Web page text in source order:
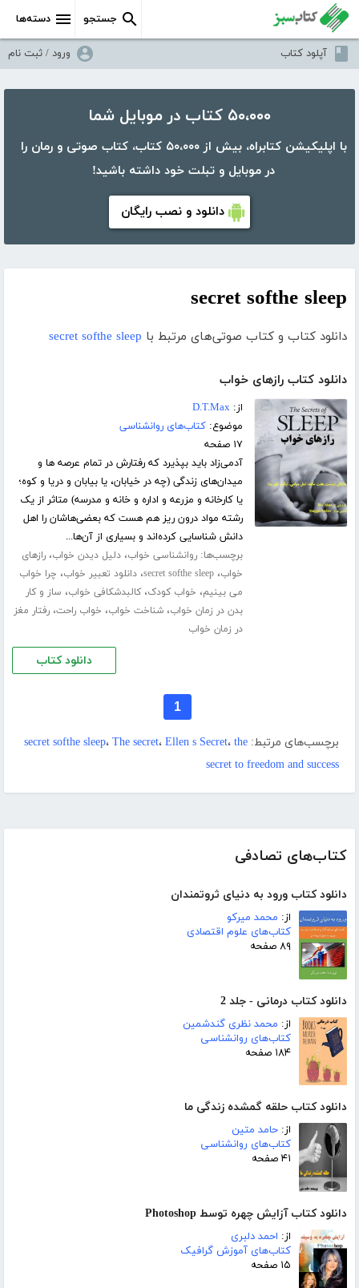
دسته‌ها جستجو
آپلود کتاب ورود / ثبت نام
۵۰،۰۰۰ کتاب در موبایل شما
با اپلیکیشن کتابراه، بیش از ۵۰،۰۰۰ کتاب، کتاب صوتی و رمان را
در موبایل و تبلت خود داشته باشید!
دانلود و نصب رایگان
کتاب‌های تصادفی
دانلود کتاب ورود به دنیای ثروتمندان
از: محمد میرکو
کتاب‌های علوم اقتصادی
۸۹ صفحه
دانلود کتاب درمانی - جلد 2
از: محمد نظری گندشمین
کتاب‌های روانشناسی
۱۸۴ صفحه
دانلود کتاب حلقه گمشده زندگی ما
از: حامد متین
کتاب‌های روانشناسی
۴۱ صفحه
دانلود کتاب آزایش چهره توسط Photoshop
از: احمد دلبری
کتاب‌های آموزش گرافیک
۱۵ صفحه
secret softhe sleep
دانلود کتاب و کتاب صوتی‌های مرتبط با secret softhe sleep
دانلود کتاب رازهای خواب
از:D.T.Max
موضوع:کتاب‌های روانشناسی
۱۷ صفحه
آدمی‌زاد باید بپذیرد که رفتارش در تمام عرصه ها و
میدان‌های زندگی (چه در خیابان،‌ یا بیابان و دریا و کوه؛
یا کارخانه و مزرعه و اداره و خانه و مدرسه) متاثر از یک
رشته مواد درون ریز هم هست که بعضی‌ها‌شان را اهل
دانش شناسایی کرده‌اند و بسیاری از آن‌ها...
برچسب‌ها:روانشناسی خواب،دلیل دیدن خواب،رازهای
خواب،secret softhe sleep،دانلود تعبیر خواب، چرا خواب
می بینیم، خواب کودک،کالبدشکافی خواب، ساز و کار
بدن در زمان خواب،شناخت خواب، خواب راحت،رفتار مغز
در زمان خواب
دانلود کتاب
1
برچسب‌های مرتبط: secret softhe sleep، The secret، Ellen s Secret، the
secret to freedom and success